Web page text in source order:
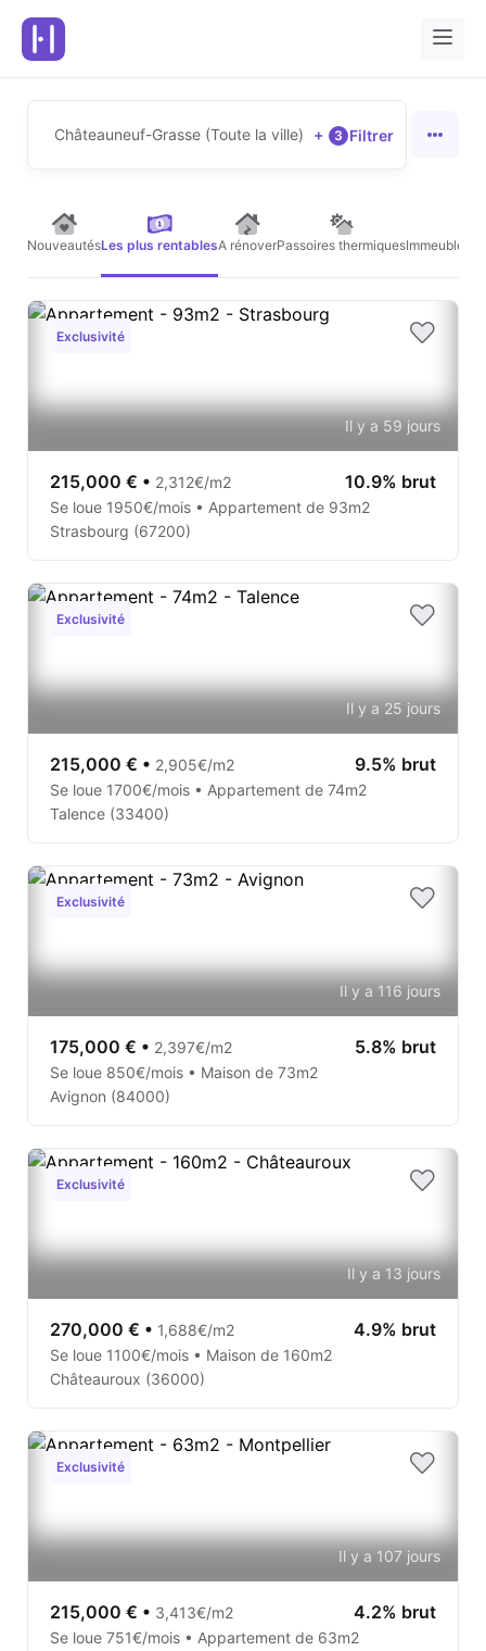
Châteauneuf-Grasse (Toute la ville) + 3 Filtrer
NouveautésLes plus rentablesA rénoverPassoires thermiquesImmeubles
Exclusivité
Il y a 59 jours
215,000 € • 2,312€/m2 10.9% brut
Se loue 1950€/mois • Appartement de 93m2
Strasbourg (67200)
Exclusivité
Il y a 25 jours
215,000 € • 2,905€/m2 9.5% brut
Se loue 1700€/mois • Appartement de 74m2
Talence (33400)
Exclusivité
Il y a 116 jours
175,000 € • 2,397€/m2 5.8% brut
Se loue 850€/mois • Maison de 73m2
Avignon (84000)
Exclusivité
Il y a 13 jours
270,000 € • 1,688€/m2 4.9% brut
Se loue 1100€/mois • Maison de 160m2
Châteauroux (36000)
Exclusivité
Il y a 107 jours
215,000 € • 3,413€/m2 4.2% brut
Se loue 751€/mois • Appartement de 63m2